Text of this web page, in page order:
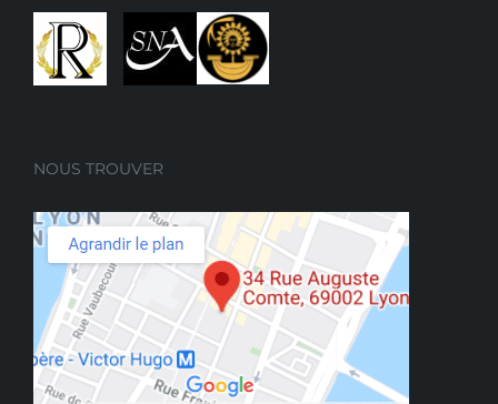
34 rue Auguste Comte
69002 Lyon (France)
NOUS TROUVER